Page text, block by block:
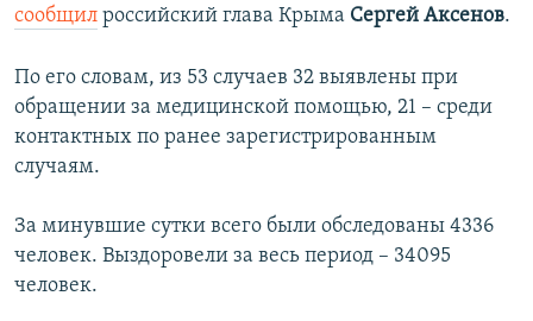
сообщил российский глава Крыма Сергей Аксенов.
По его словам, из 53 случаев 32 выявлены при
обращении за медицинской помощью, 21 – среди
контактных по ранее зарегистрированным
случаям.
За минувшие сутки всего были обследованы 4336
человек. Выздоровели за весь период – 34095
человек.